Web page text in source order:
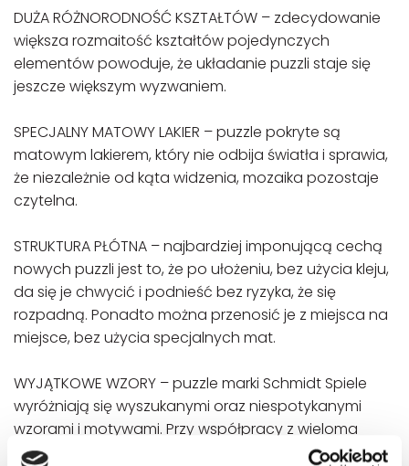
DUŻA RÓŻNORODNOŚĆ KSZTAŁTÓW – zdecydowanie
większa rozmaitość kształtów pojedynczych
elementów powoduje, że układanie puzzli staje się
jeszcze większym wyzwaniem.
SPECJALNY MATOWY LAKIER – puzzle pokryte są
matowym lakierem, który nie odbija światła i sprawia,
że niezależnie od kąta widzenia, mozaika pozostaje
czytelna.
STRUKTURA PŁÓTNA – najbardziej imponującą cechą
nowych puzzli jest to, że po ułożeniu, bez użycia kleju,
da się je chwycić i podnieść bez ryzyka, że się
rozpadną. Ponadto można przenosić je z miejsca na
miejsce, bez użycia specjalnych mat.
WYJĄTKOWE WZORY – puzzle marki Schmidt Spiele
wyróżniają się wyszukanymi oraz niespotykanymi
wzorami i motywami. Przy współpracy z wieloma
artystami udało się stworzyć niepowtarzalny zbiór